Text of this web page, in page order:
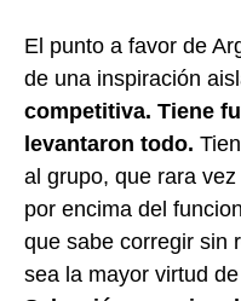
El punto a favor de
de una inspiración
competitiva. Tiene
levantaron todo.
al grupo, que rara
por encima del
que sabe corregir sin
sea la mayor virtud de